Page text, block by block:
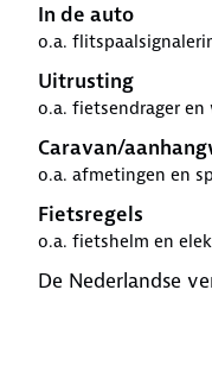
In de auto
o.a.
Uitrusting
o.a. fietsendrager
Caravan/
o.a. afmetingen en
Fietsregels
o.a. fietshelm en
De Nederlandse